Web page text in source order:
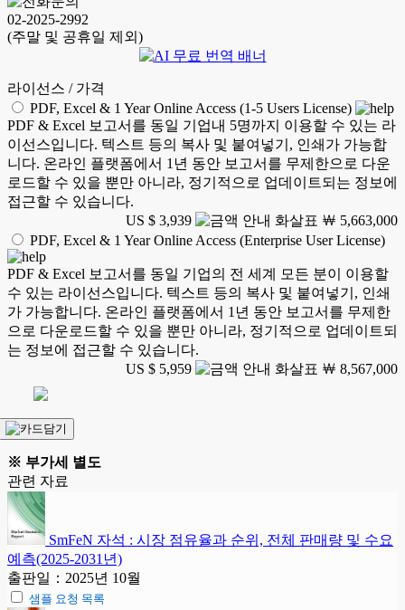
02-2025-2992
(주말 및 공휴일 제외)
라이선스 / 가격
PDF, Excel & 1 Year Online Access (1-5 Users License)
PDF & Excel 보고서를 동일 기업내 5명까지 이용할 수 있는 라
이선스입니다. 텍스트 등의 복사 및 붙여넣기, 인쇄가 가능합
니다. 온라인 플랫폼에서 1년 동안 보고서를 무제한으로 다운
로드할 수 있을 뿐만 아니라, 정기적으로 업데이트되는 정보에
접근할 수 있습니다.
US $ 3,939
￦ 5,663,000
PDF, Excel & 1 Year Online Access (Enterprise User License)
PDF & Excel 보고서를 동일 기업의 전 세계 모든 분이 이용할
수 있는 라이선스입니다. 텍스트 등의 복사 및 붙여넣기, 인쇄
가 가능합니다. 온라인 플랫폼에서 1년 동안 보고서를 무제한
으로 다운로드할 수 있을 뿐만 아니라, 정기적으로 업데이트되
는 정보에 접근할 수 있습니다.
US $ 5,959
￦ 8,567,000
※ 부가세 별도
관련 자료
SmFeN 자석 : 시장 점유율과 순위, 전체 판매량 및 수요
예측(2025-2031년)
출판일：2025년 10월
샘플 요청 목록